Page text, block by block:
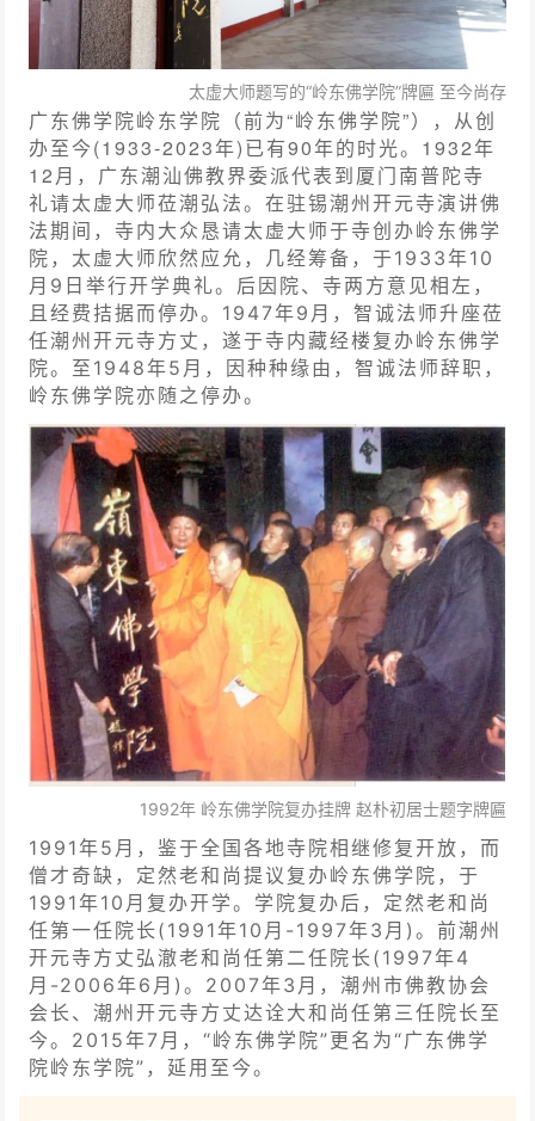
太虚大师题写的“岭东佛学院”牌匾 至今尚存
广东佛学院岭东学院（前为“岭东佛学院”），从创
办至今(1933-2023年)已有90年的时光。1932年
12月，广东潮汕佛教界委派代表到厦门南普陀寺
礼请太虚大师莅潮弘法。在驻锡潮州开元寺演讲佛
法期间，寺内大众恳请太虚大师于寺创办岭东佛学
院，太虚大师欣然应允，
几经筹备，于1933年10
月9日举行开学典礼。后因院、寺两方意见相左，
且经费拮据而停办。1947年9月，智诚法师升座莅
任潮州开元寺方丈，遂于寺内藏经楼复办岭东佛学
院。至1948年5月，因种种缘由，智诚法师辞职，
岭东佛学院亦随之停办。
1992年 岭东佛学院复办挂牌 赵朴初居士题字牌匾
1991年5月，鉴于全国各地寺院相继修复开放，而
僧才奇缺，定然老和尚提议复办岭东佛学院，于
1991年10月复办开学。学院复办后，定然老和尚
任第一任院长(1991年10月-1997年3月)。前潮州
开元寺方丈弘澈老和尚任第二任院长(1997年4
月-2006年6月)。2007年3月，潮州市佛教协会
会长、潮州开元寺方丈达诠大和尚任第三任院长至
今。2015年7月，“岭东佛学院”更名为“广东佛学
院岭东学院”，延用至今。